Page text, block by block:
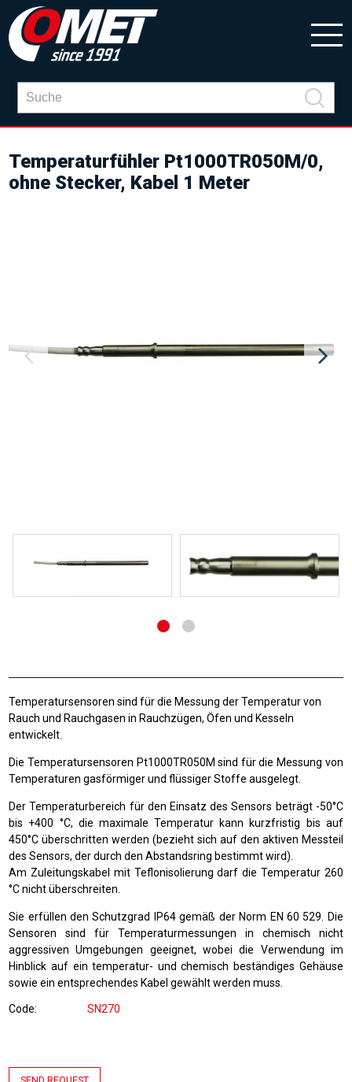
Temperaturfühler Pt1000TR050M/0,
ohne Stecker, Kabel 1 Meter
Temperatursensoren sind für die Messung der Temperatur von
Rauch und Rauchgasen in Rauchzügen, Öfen und Kesseln
entwickelt.
Die Temperatursensoren Pt1000TR050M sind für die Messung von
Temperaturen gasförmiger und flüssiger Stoffe ausgelegt.
Der Temperaturbereich für den Einsatz des Sensors beträgt -50°C
bis +400 °C, die maximale Temperatur kann kurzfristig bis auf
450°C überschritten werden (bezieht sich auf den aktiven Messteil
des Sensors, der durch den Abstandsring bestimmt wird).
Am Zuleitungskabel mit Teflonisolierung darf die Temperatur 260
°C nicht überschreiten.
Sie erfüllen den Schutzgrad IP64 gemäß der Norm EN 60 529. Die
Sensoren sind für Temperaturmessungen in chemisch nicht
aggressiven Umgebungen geeignet, wobei die Verwendung im
Hinblick auf ein temperatur- und chemisch beständiges Gehäuse
sowie ein entsprechendes Kabel gewählt werden muss.
Code SN270